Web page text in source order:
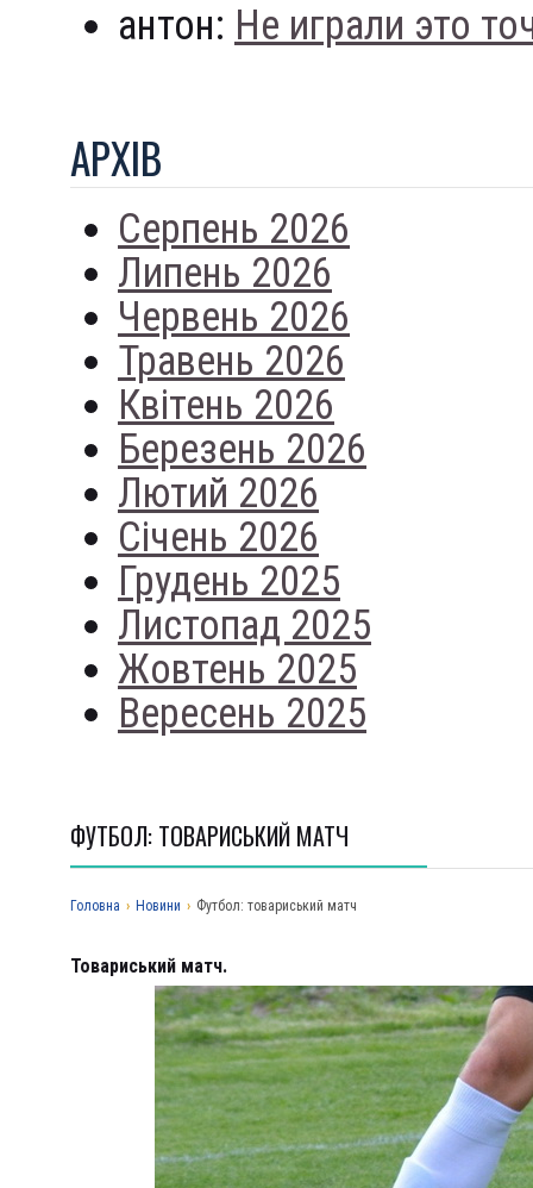
антон: Не играли это
АРХIВ
Серпень 2026
Липень 2026
Червень 2026
Травень 2026
Квітень 2026
Березень 2026
Лютий 2026
Січень 2026
Грудень 2025
Листопад 2025
Жовтень 2025
Вересень 2025
ФУТБОЛ: ТОВАРИСЬКИЙ МАТЧ
Головна › Новини › Футбол: товариський матч
Товариський матч.